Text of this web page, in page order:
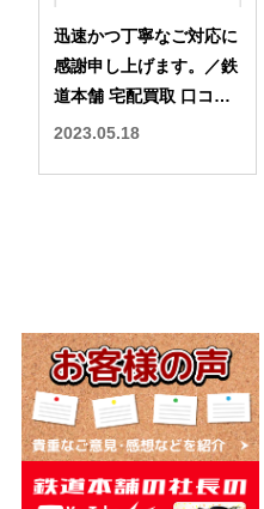
迅速かつ丁寧なご対応に
感謝申し上げます。／鉄
道本舗 宅配買取 口コミ
評判
2023.05.18